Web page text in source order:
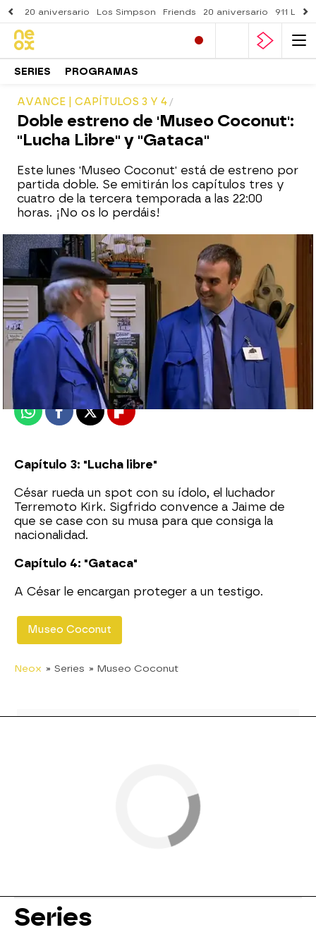
20 aniversario Los Simpson Friends 20 aniversario 911
SERIES PROGRAMAS
AVANCE | CAPÍTULOS 3 Y 4
Doble estreno de 'Museo Coconut':
"Lucha Libre" y "Gataca"
Este lunes 'Museo Coconut' está de estreno por
partida doble. Se emitirán los capítulos tres y
cuatro de la tercera temporada a las 22:00
horas. ¡No os lo perdáis!
neox
Madrid
Publicado:11 de enero de 2014, 18:53
WhatsappFacebook
X Flipboard
Capítulo 3: "Lucha libre"
César rueda un spot con su ídolo, el luchador
Terremoto Kirk. Sigfrido convence a Jaime de
que se case con su musa para que consiga la
nacionalidad.
Capítulo 4: "Gataca"
A César le encargan proteger a un testigo.
Museo Coconut
Neox » Series » Museo Coconut
Series